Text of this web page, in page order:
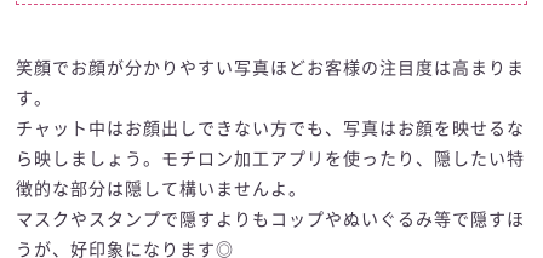
笑顔でお顔が分かりやすい写真ほどお客様の注目度は高まりま
す。
チャット中はお顔出しできない方でも、写真はお顔を映せるな
ら映しましょう。モチロン加工アプリを使ったり、隠したい特
徴的な部分は隠して構いませんよ。
マスクやスタンプで隠すよりもコップやぬいぐるみ等で隠すほ
うが、好印象になります◎